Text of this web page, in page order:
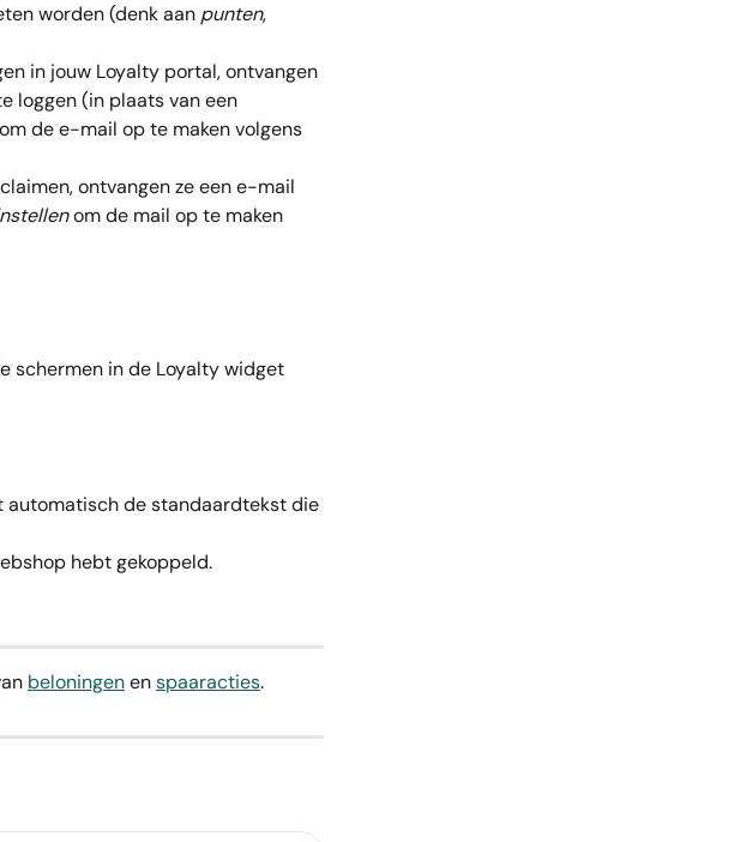
worden (denk aan punten,
in jouw Loyalty portal, ontvangen
loggen (in plaats van een
de e-mail op te maken volgens
ontvangen ze een e-mail
om de mail op te maken
schermen in de Loyalty widget
automatisch de standaardtekst die
hebt gekoppeld.
beloningen en spaaracties.